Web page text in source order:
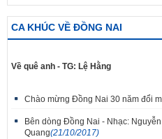
CA KHÚC VỀ ĐỒNG NAI
Về quê anh - TG: Lệ Hằng
Chào mừng Đồng Nai 30 năm đổi
Bên dòng Đồng Nai - Nhạc:
Quang(21/10/2017)